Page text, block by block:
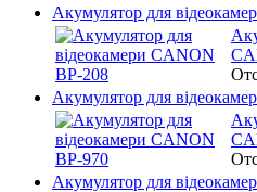
Акумулятор для
Акумулятор для
Акумулятор для